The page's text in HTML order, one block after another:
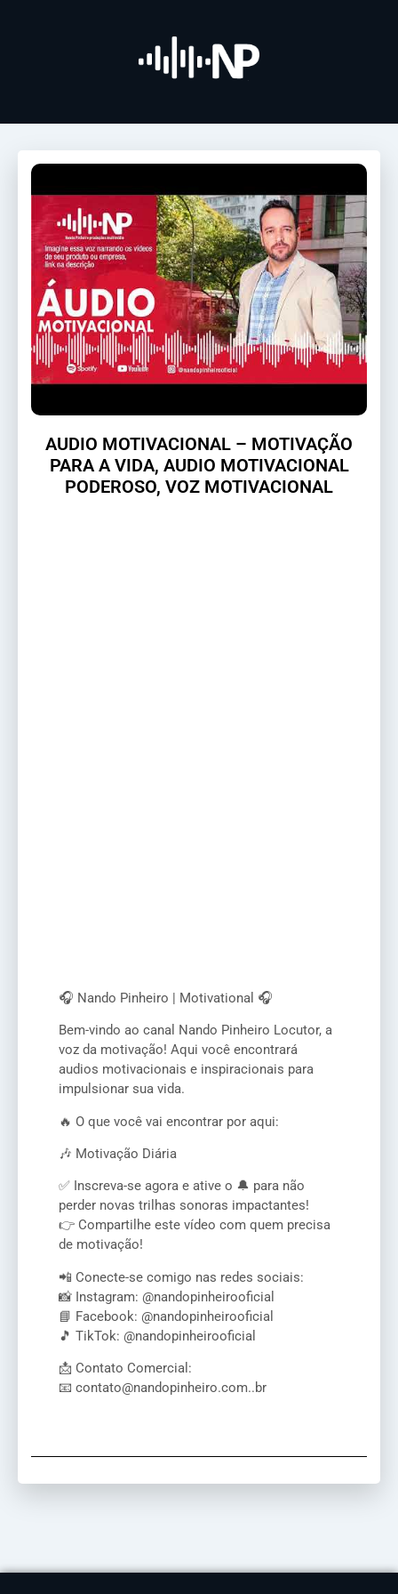
AUDIO MOTIVACIONAL – MOTIVAÇÃO
PARA A VIDA, AUDIO MOTIVACIONAL
PODEROSO, VOZ MOTIVACIONAL
🎧 Nando Pinheiro | Motivational 🎧
Bem-vindo ao canal Nando Pinheiro Locutor, a
voz da motivação! Aqui você encontrará
audios motivacionais e inspiracionais para
impulsionar sua vida.
🔥 O que você vai encontrar por aqui:
🎶 Motivação Diária
✅ Inscreva-se agora e ative o 🔔 para não
perder novas trilhas sonoras impactantes!
👉 Compartilhe este vídeo com quem precisa
de motivação!
📲 Conecte-se comigo nas redes sociais:
📸 Instagram: @nandopinheirooficial
📘 Facebook: @nandopinheirooficial
🎵 TikTok: @nandopinheirooficial
📩 Contato Comercial:
📧 contato@nandopinheiro.com..br